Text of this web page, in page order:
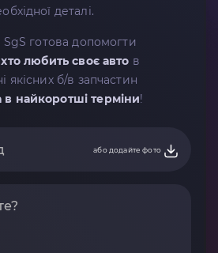
деталі.
SgS готова допомогти
хто любить своє авто в
якісних б/в запчастин
в найкоротші терміни!
або додайте фото